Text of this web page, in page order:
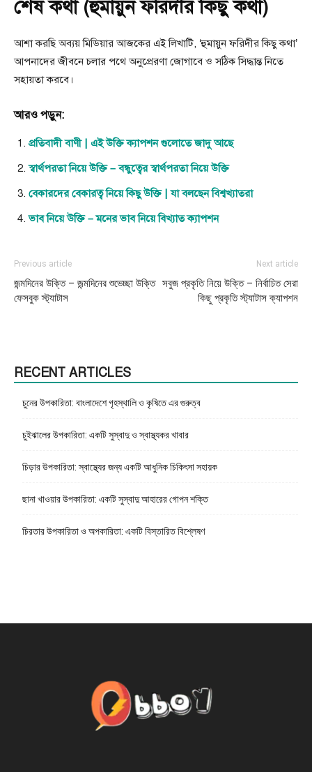
শেষ কথা (হুমায়ুন ফরিদীর কিছু কথা)
আশা করছি অব্যয় মিডিয়ার আজকের এই লিখাটি, ‘হুমায়ুন ফরিদীর কিছু কথা’
আপনাদের জীবনে চলার পথে অনুপ্রেরণা জোগাবে ও সঠিক সিদ্ধান্ত নিতে
সহায়তা করবে।
আরও পড়ুন:
প্রতিবাদী বাণী | এই উক্তি ক্যাপশন গুলোতে জাদু আছে
স্বার্থপরতা নিয়ে উক্তি – বন্ধুত্বের স্বার্থপরতা নিয়ে উক্তি
বেকারদের বেকারত্ব নিয়ে কিছু উক্তি | যা বলছেন বিশ্বখ্যাতরা
ভাব নিয়ে উক্তি – মনের ভাব নিয়ে বিখ্যাত ক্যাপশন
Previous article
জন্মদিনের উক্তি – জন্মদিনের শুভেচ্ছা উক্তি
ফেসবুক স্ট্যাটাস
Next article
সবুজ প্রকৃতি নিয়ে উক্তি – নির্বাচিত সেরা
কিছু প্রকৃতি স্ট্যাটাস ক্যাপশন
RECENT ARTICLES
চুনের উপকারিতা: বাংলাদেশে গৃহস্থালি ও কৃষিতে এর গুরুত্ব
চুইঝালের উপকারিতা: একটি সুস্বাদু ও স্বাস্থ্যকর খাবার
চিড়ার উপকারিতা: স্বাস্থ্যের জন্য একটি আধুনিক চিকিৎসা সহায়ক
ছানা খাওয়ার উপকারিতা: একটি সুস্বাদু আহারের গোপন শক্তি
চিরতার উপকারিতা ও অপকারিতা: একটি বিস্তারিত বিশ্লেষণ